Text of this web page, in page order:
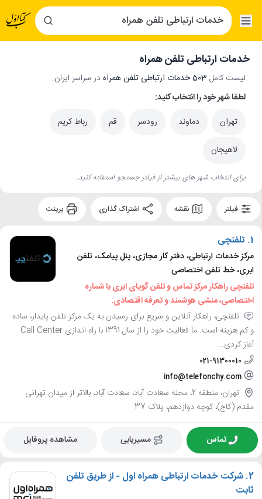
خدمات ارتباطی تلفن همراه
لیست کامل 503 خدمات ارتباطی تلفن همراه
در سراسر ایران.
لطفا شهر خود را انتخاب کنید:
تهران
دماوند رودسر قم رباط کریم
لاهیجان
برای انتخاب شهر های بیشتر از فیلتر جستجو استفاده کنید.
فیلتر نقشه
1. تلفنچی
مرکز خدمات ارتباطی، دفتر کار مجازی، پنل پیامک، تلفن
ابری، خط تلفن اختصاصی
تلفنچی راهکار مرکز تماس و تلفن گویای ابری با شماره
اختصاصی، منشی هوشمند و تعرفه اقتصادی.
تلفنچی، راهکار آنلاین و سریع برای رسیدن به یک مرکز تلفن پایدار، ساده
و کم هزینه است. ما فعالیت خود را از سال 1391 با راه اندازی Call Center
آغاز کردی...
021-91300010
info@telefonchy.com
تهران، منطقه 2، محله سعادت آباد، سعادت آباد، بالاتر از میدان تهرانی
مقدم (کاج)، کوچه دوازدهم، پلاک 37
تماس مسیریابی مشاهده پروفایل
2. شرکت خدمات ارتباطی همراه اول - از طریق تلفن
ثابت